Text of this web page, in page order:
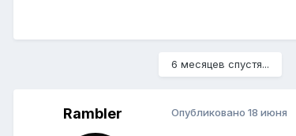
6 месяцев спустя...
Rambler Опубликовано 18 июня